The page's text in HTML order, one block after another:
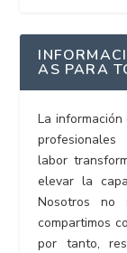
AS PARA
La
labor
elevar la
Nosotros no
compartimos
por tanto,